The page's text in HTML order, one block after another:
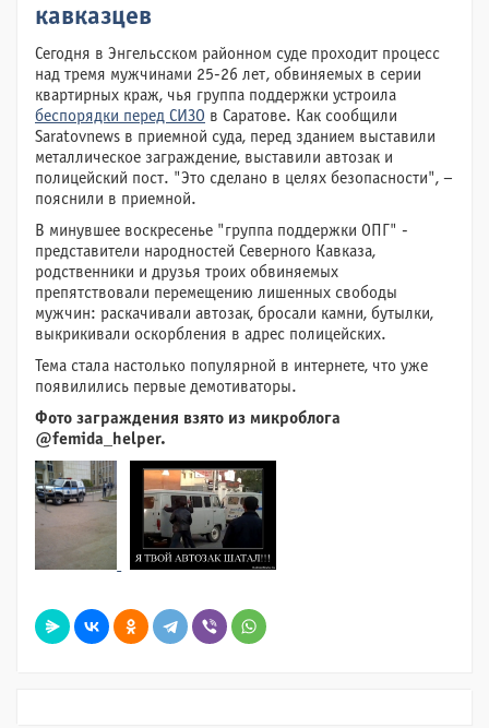
кавказцев
Сегодня в Энгельсском районном суде проходит процесс
над тремя мужчинами 25-26 лет, обвиняемых в серии
квартирных краж, чья группа поддержки устроила
беспорядки перед СИЗО в Саратове. Как сообщили
Saratovnews в приемной суда, перед зданием выставили
металлическое заграждение, выставили автозак и
полицейский пост. "Это сделано в целях безопасности", –
пояснили в приемной.
В минувшее воскресенье "группа поддержки ОПГ" -
представители народностей Северного Кавказа,
родственники и друзья троих обвиняемых
препятствовали перемещению лишенных свободы
мужчин: раскачивали автозак, бросали камни, бутылки,
выкрикивали оскорбления в адрес полицейских.
Тема стала настолько популярной в интернете, что уже
появилились первые демотиваторы.
Фото заграждения взято из микроблога
@femida_helper.